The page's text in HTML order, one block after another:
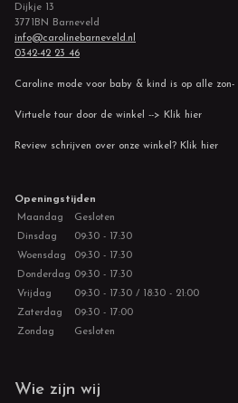
Dijkje 13
3771BN Barneveld
info@carolinebarneveld.nl
0342-42 23 46
Caroline mode voor baby & kind is op alle zon-
Virtuele tour door de winkel --> Klik hier
Review schrijven over onze winkel? Klik hier
Openingstijden
Maandag
Gesloten
Dinsdag
09:30 - 17:30
Woensdag
09:30 - 17:30
Donderdag 09:30 - 17:30
Vrijdag
09:30 - 17:30 / 18:30 - 21:00
Zaterdag
09:30 - 17:00
Zondag
Gesloten
Wie zijn wij